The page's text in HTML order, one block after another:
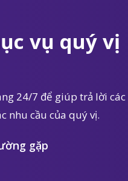
vụ quý vị
24/7 để giúp trả lời các
nhu cầu của quý vị.
gặp